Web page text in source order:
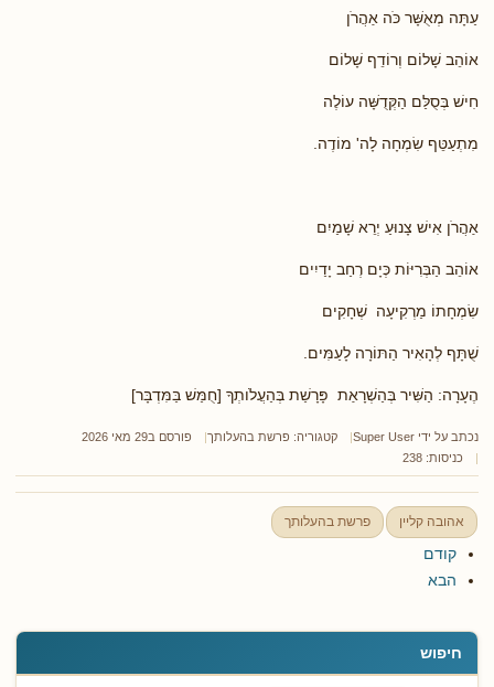
חיפוש
עַתָּה מְאֻשָּׁר כֹּה אַהֲרֹן
אוֹהֵב שָׁלוֹם וְרוֹדֵף שָׁלוֹם
חִישׁ בְּסֻלַּם הַקְּדֻשָּׁה עוֹלֶה
מִתְעַטֵּף שִׂמְחָה לָה' מוֹדֶה.
אַהֲרֹן אִישׁ צָנוּעַ יְרֵא שָׁמַיִם
אוֹהֵב הַבְּרִיּוֹת כְּיָם רְחַב יָדַיִים
שִׂמְחָתוֹ מַרְקִיעָה שְׁחָקִים
שֻׁתָּף לְהָאִיר הַתּוֹרָה לָעַמִּים.
הֶעָרָה: הַשִּׁיר בְּהַשְׁרָאַת פָּרָשַׁת בְּהַעֲלֹותְךָ [חֻמַּשׁ בַּמִּדְבָּר]
נכתב על ידי Super User קטגוריה: פרשת בהעלותך
פורסם ב29 מאי 2026
כניסות: 238
אהובה קליין פרשת בהעלותך
קודם
הבא